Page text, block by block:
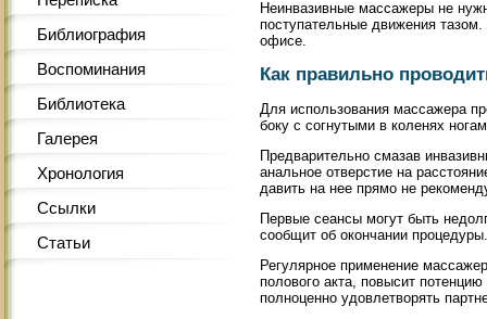
Библиография
Воспоминания
Библиотека
Галерея
Хронология
Ссылки
Статьи
Неинвазивные массажеры не
поступательные движения
офисе.
Как правильно
Для использования массажера
боку с согнутыми в коленях
Предварительно смазав
анальное отверстие на
давить на нее прямо не
Первые сеансы могут быть
сообщит об окончании процедуры.
Регулярное применение
полового акта, повысит
полноценно удовлетворять